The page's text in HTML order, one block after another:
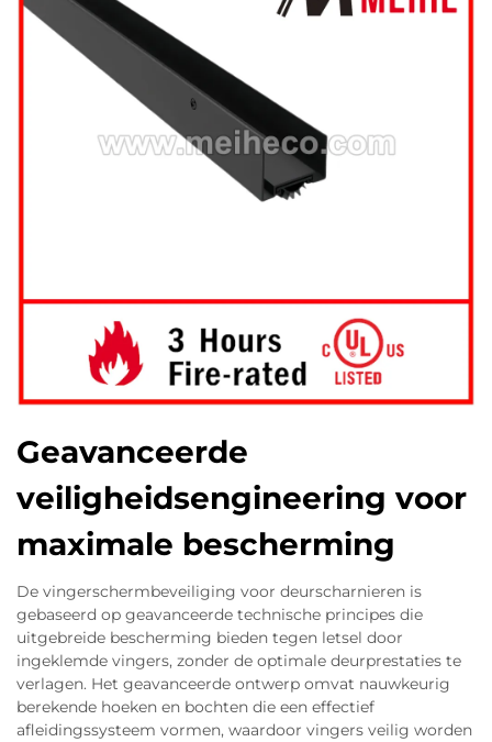
Geavanceerde
veiligheidsengineering voor
maximale bescherming
De vingerschermbeveiliging voor deurscharnieren is
gebaseerd op geavanceerde technische principes die
uitgebreide bescherming bieden tegen letsel door
ingeklemde vingers, zonder de optimale deurprestaties te
verlagen. Het geavanceerde ontwerp omvat nauwkeurig
berekende hoeken en bochten die een effectief
afleidingssysteem vormen, waardoor vingers veilig worden